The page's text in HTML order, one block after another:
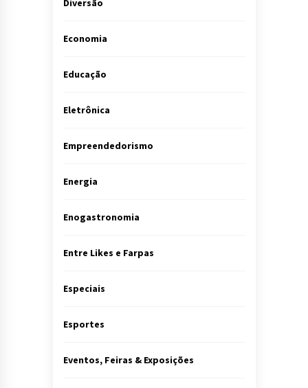
Diversão
Economia
Educação
Eletrônica
Empreendedorismo
Energia
Enogastronomia
Entre Likes e Farpas
Especiais
Esportes
Eventos, Feiras & Exposições